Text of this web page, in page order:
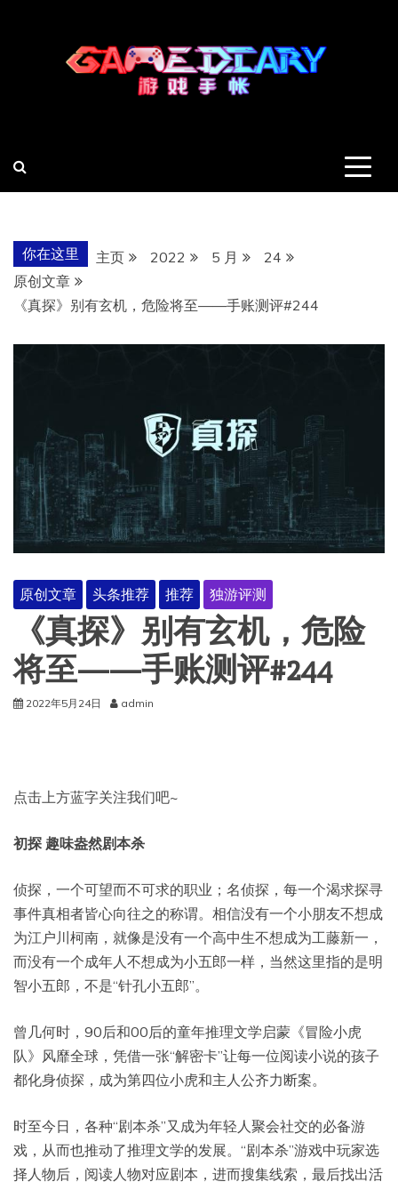
你在这里 主页 2022 5 月
24
原创文章
《真探》别有玄机，危险将至——手账测评#244
原创文章 头条推荐 推荐 独游评测
《真探》别有玄机，危险
将至——手账测评#244
2022年5月24日 admin
点击上方蓝字关注我们吧~
初探 趣味盎然剧本杀
侦探，一个可望而不可求的职业；名侦探，每一个渴求探寻
事件真相者皆心向往之的称谓。相信没有一个小朋友不想成
为江户川柯南，就像是没有一个高中生不想成为工藤新一，
而没有一个成年人不想成为小五郎一样，当然这里指的是明
智小五郎，不是“针孔小五郎”。
曾几何时，90后和00后的童年推理文学启蒙《冒险小虎
队》风靡全球，凭借一张“解密卡”让每一位阅读小说的孩子
都化身侦探，成为第四位小虎和主人公齐力断案。
时至今日，各种“剧本杀”又成为年轻人聚会社交的必备游
戏，从而也推动了推理文学的发展。“剧本杀”游戏中玩家选
择人物后，阅读人物对应剧本，进而搜集线索，最后找出活